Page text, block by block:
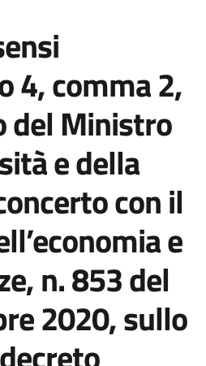
4, comma 2,
del Ministro
e della
con il
e
n. 853 del
2020, sullo